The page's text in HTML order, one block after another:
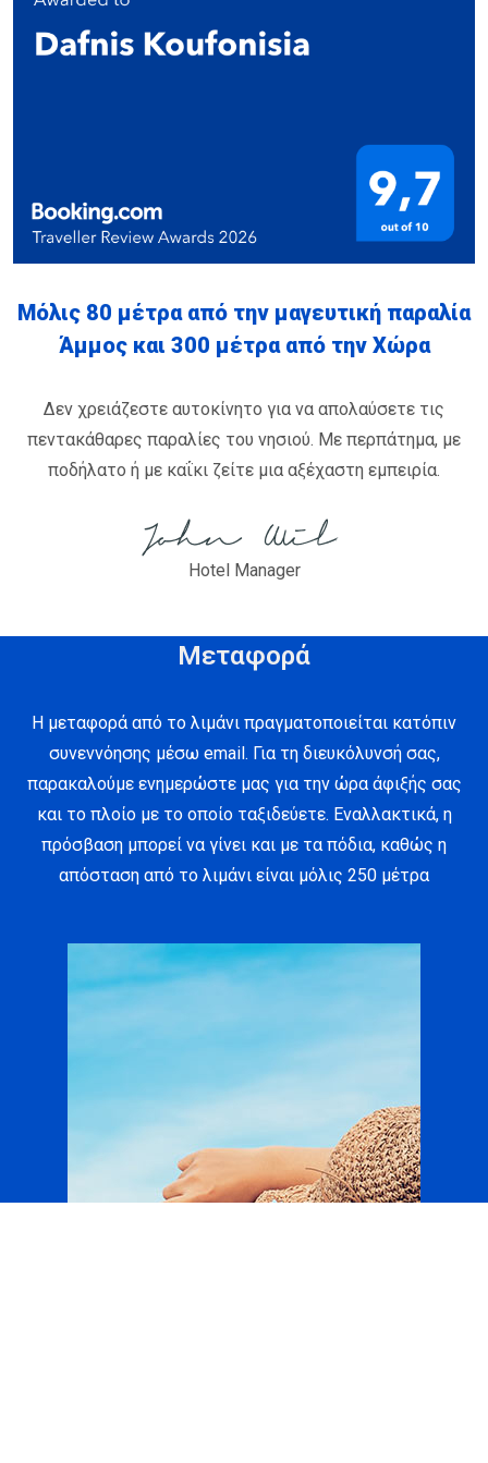
Μόλις 80 μέτρα από την μαγευτική παραλία
Άμμος και 300 μέτρα από την Χώρα
Δεν χρειάζεστε αυτοκίνητο για να απολαύσετε τις
πεντακάθαρες παραλίες του νησιού. Με περπάτημα, με
ποδήλατο ή με καΐκι ζείτε μια αξέχαστη εμπειρία.
Hotel Manager
Μεταφορά
Η μεταφορά από το λιμάνι πραγματοποιείται κατόπιν
συνεννόησης μέσω email. Για τη διευκόλυνσή σας,
παρακαλούμε ενημερώστε μας για την ώρα άφιξής σας
και το πλοίο με το οποίο ταξιδεύετε. Εναλλακτικά, η
πρόσβαση μπορεί να γίνει και με τα πόδια, καθώς η
απόσταση από το λιμάνι είναι μόλις 250 μέτρα